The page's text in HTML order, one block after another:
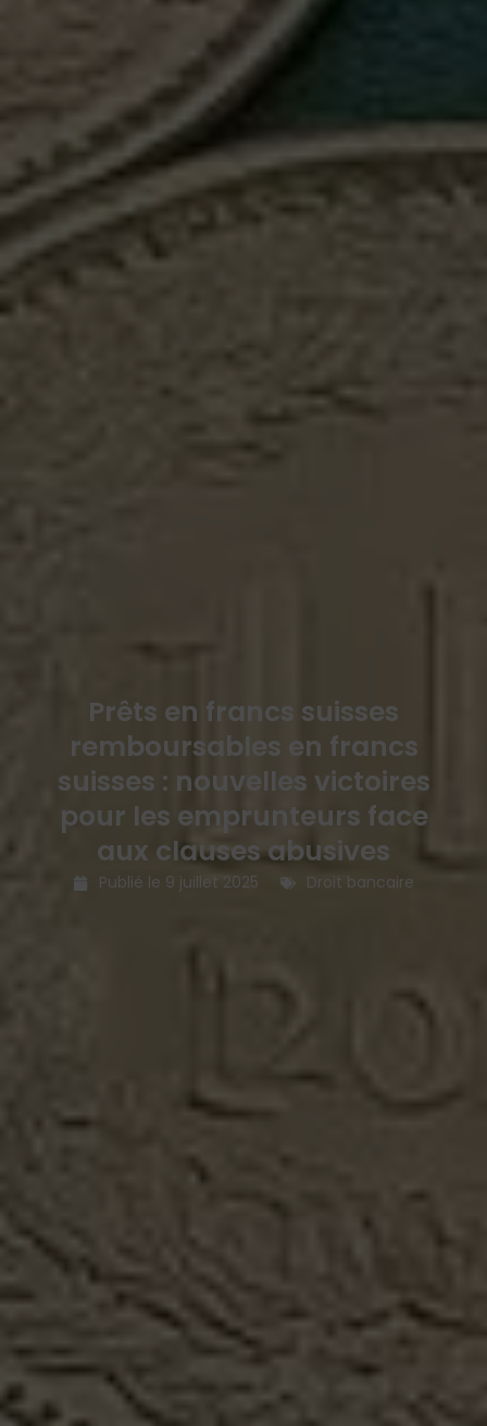
Prêts en francs suisses
remboursables en francs
suisses : nouvelles victoires
pour les emprunteurs face
aux clauses abusives
Publié le 9 juillet 2025 Droit bancaire